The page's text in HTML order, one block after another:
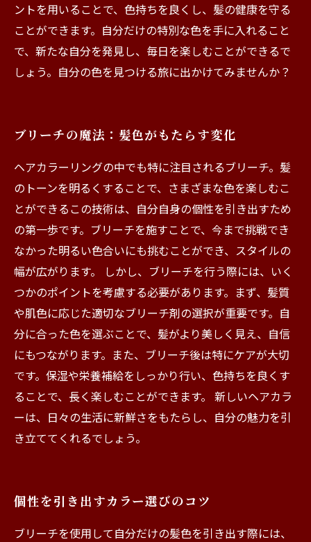
ントを用いることで、色持ちを良くし、髪の健康を守る
ことができます。自分だけの特別な色を手に入れること
で、新たな自分を発見し、毎日を楽しむことができるで
しょう。自分の色を見つける旅に出かけてみませんか？
ブリーチの魔法：髪色がもたらす変化
ヘアカラーリングの中でも特に注目されるブリーチ。髪
のトーンを明るくすることで、さまざまな色を楽しむこ
とができるこの技術は、自分自身の個性を引き出すため
の第一歩です。ブリーチを施すことで、今まで挑戦でき
なかった明るい色合いにも挑むことができ、スタイルの
幅が広がります。 しかし、ブリーチを行う際には、いく
つかのポイントを考慮する必要があります。まず、髪質
や肌色に応じた適切なブリーチ剤の選択が重要です。自
分に合った色を選ぶことで、髪がより美しく見え、自信
にもつながります。また、ブリーチ後は特にケアが大切
です。保湿や栄養補給をしっかり行い、色持ちを良くす
ることで、長く楽しむことができます。 新しいヘアカラ
ーは、日々の生活に新鮮さをもたらし、自分の魅力を引
き立ててくれるでしょう。
個性を引き出すカラー選びのコツ
ブリーチを使用して自分だけの髪色を引き出す際には、